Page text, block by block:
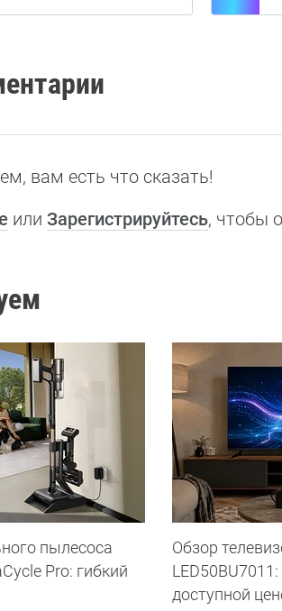
вам есть что сказать!
или Зарегистрируйтесь, чтобы
пылесоса
Pro: гибкий
Обзор
доступной